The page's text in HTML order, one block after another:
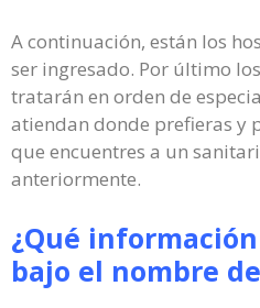
A continuación, están los
ser ingresado. Por último
tratarán en orden de
atiendan donde prefieras y
que encuentres a un
anteriormente.
¿Qué
bajo el nombre